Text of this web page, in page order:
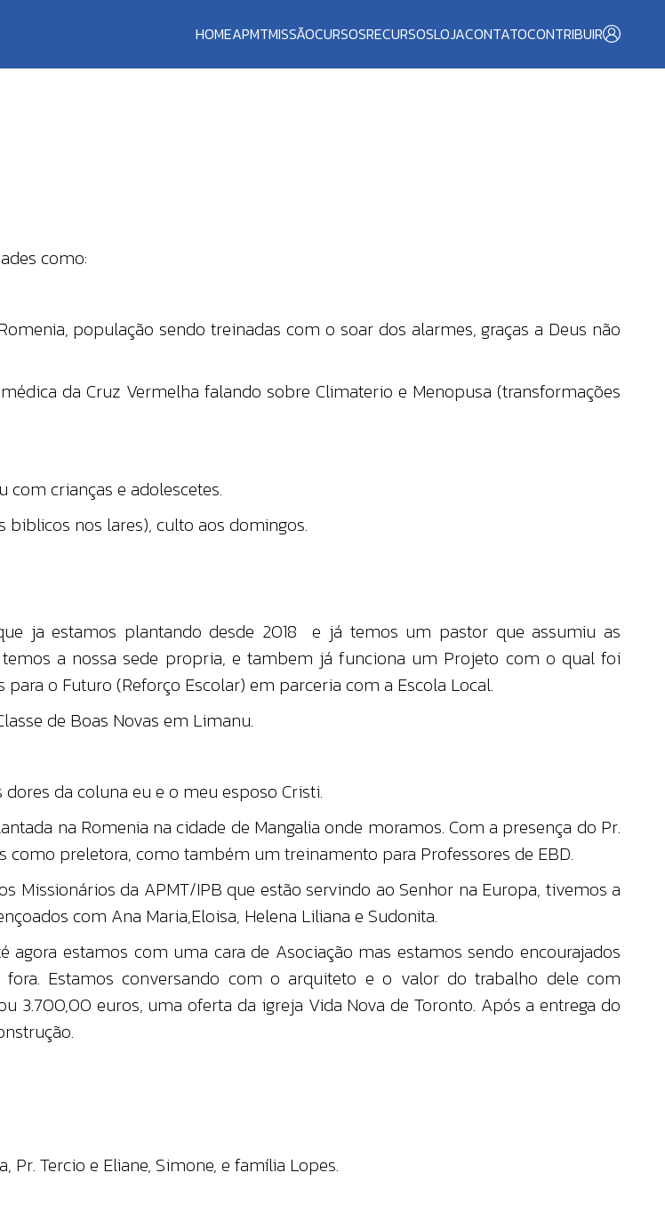
HOMEAPMTMISSÃOCURSOSRECURSOSLOJACONTATOCONTRIBUIR
como:
população sendo treinadas com o soar dos alarmes, graças a Deus não
da Cruz Vermelha falando sobre Climaterio e Menopusa (transformações
crianças e adolescetes.
biblicos nos lares), culto aos domingos.
ja estamos plantando desde 2018 e já temos um pastor que assumiu as
a nossa sede propria, e tambem já funciona um Projeto com o qual foi
o Futuro (Reforço Escolar) em parceria com a Escola Local.
de Boas Novas em Limanu.
da coluna eu e o meu esposo Cristi.
na Romenia na cidade de Mangalia onde moramos. Com a presença do Pr.
como preletora, como também um treinamento para Professores de EBD.
da APMT/IPB que estão servindo ao Senhor na Europa, tivemos a
com Ana Maria,Eloisa, Helena Liliana e Sudonita.
estamos com uma cara de Asociação mas estamos sendo encourajados
Estamos conversando com o arquiteto e o valor do trabalho dele com
3.700,00 euros, uma oferta da igreja Vida Nova de Toronto. Após a entrega do
Tercio e Eliane, Simone, e família Lopes.